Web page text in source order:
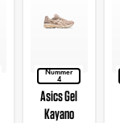
Nummer
4
Asics Gel
Kayano